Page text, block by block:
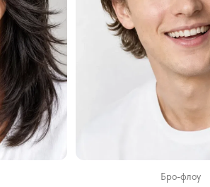
Бро-флоу